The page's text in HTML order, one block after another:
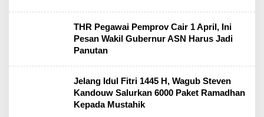
THR Pegawai Pemprov Cair 1 April, Ini
Pesan Wakil Gubernur ASN Harus Jadi
Panutan
Jelang Idul Fitri 1445 H, Wagub Steven
Kandouw Salurkan 6000 Paket Ramadhan
Kepada Mustahik